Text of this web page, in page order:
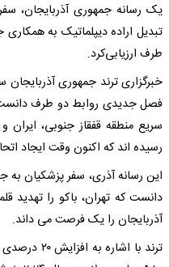
یک رسانه جمهوری آذربایجان،
تبدیل اراده دیپلماتیک به
طرف ارزیابی‌کرد.
خبرگزاری ترند جمهوری
فصل جدیدی روابط دو طرف
سریع منطقه قفقاز جنوبی،
رسیده اند که اکنون وقت ایجاد
این رسانه آذری، سفر پزشکیان به
دانست که تهران، باکو را تهدید
آذربایجان را یک فرصت می داند.
ترند با